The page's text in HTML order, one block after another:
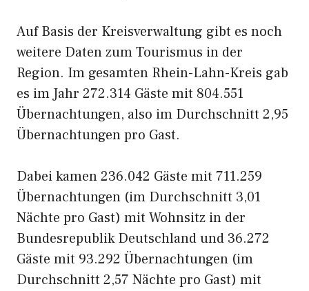
Auf Basis der Kreisverwaltung gibt es noch
weitere Daten zum Tourismus in der
Region. Im gesamten Rhein-Lahn-Kreis gab
es im Jahr 272.314 Gäste mit 804.551
Übernachtungen, also im Durchschnitt 2,95
Übernachtungen pro Gast.
Dabei kamen 236.042 Gäste mit 711.259
Übernachtungen (im Durchschnitt 3,01
Nächte pro Gast) mit Wohnsitz in der
Bundesrepublik Deutschland und 36.272
Gäste mit 93.292 Übernachtungen (im
Durchschnitt 2,57 Nächte pro Gast) mit